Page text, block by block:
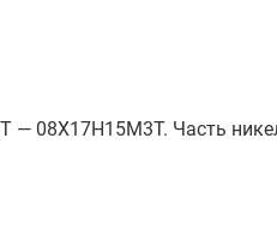
— 08Х17Н15М3Т. Часть